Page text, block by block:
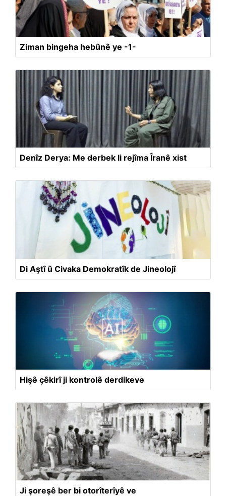
Ziman bingeha hebûnê ye -1-
Denîz Derya: Me derbek li rejîma Îranê xist
Di Aştî û Civaka Demokratîk de Jineolojî
Hişê çêkirî ji kontrolê derdikeve
Ji şoreşê ber bi otorîterîyê ve